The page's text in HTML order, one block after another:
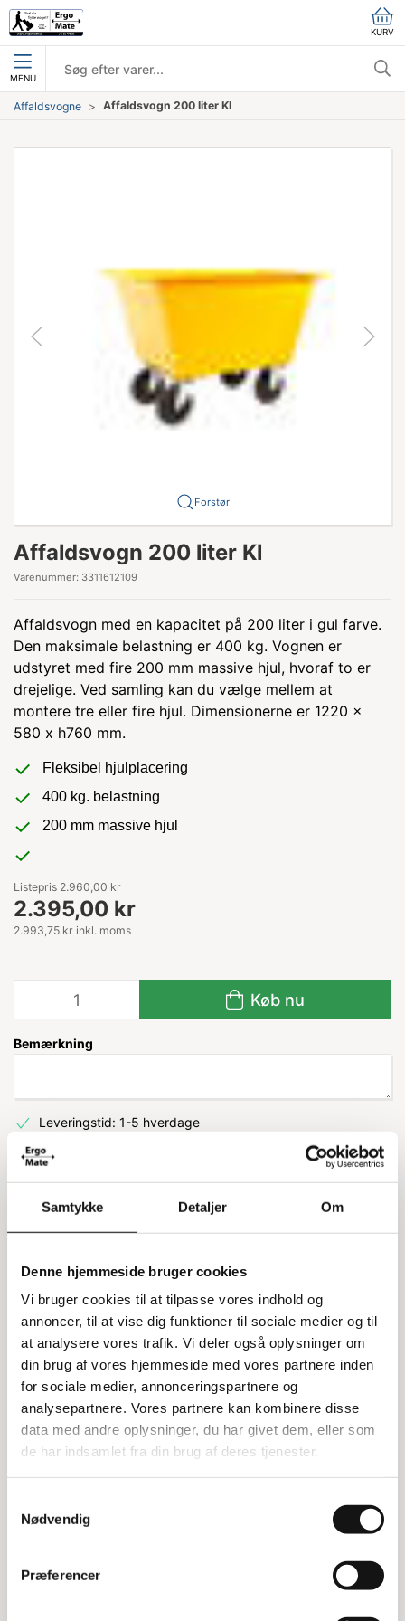
Samtykke Detaljer Om
Denne hjemmeside bruger cookies
Vi bruger cookies til at tilpasse vores indhold og
annoncer, til at vise dig funktioner til sociale medier og til
at analysere vores trafik. Vi deler også oplysninger om
din brug af vores hjemmeside med vores partnere inden
for sociale medier, annonceringspartnere og
analysepartnere. Vores partnere kan kombinere disse
data med andre oplysninger, du har givet dem, eller som
de har indsamlet fra din brug af deres tjenester.
Nødvendig
Præferencer
KURV
MENU
Affaldsvogne Affaldsvogn 200 liter Kl
Forstør
Affaldsvogn 200 liter Kl
Varenummer: 3311612109
Affaldsvogn med en kapacitet på 200 liter i gul farve.
Den maksimale belastning er 400 kg. Vognen er
udstyret med fire 200 mm massive hjul, hvoraf to er
drejelige. Ved samling kan du vælge mellem at
montere tre eller fire hjul. Dimensionerne er 1220 x
580 x h760 mm.
Fleksibel hjulplacering
400 kg. belastning
200 mm massive hjul
Listepris 2.960,00 kr
2.395,00 kr
2.993,75 kr inkl. moms
Køb nu
Bemærkning
Leveringstid: 1-5 hverdage
Information
Affaldsvogn 200 liter
Denne affaldsvogn på 200 liter er ideel til mange
forskellige formål. Den kommer i en gul farve og kan klare
en maksimal belastning på 400 kg. Vognen er udstyret
med fire massive hjul på 200 mm, hvoraf to af hjulene er
drejelige, hvilket gør den nem at manøvrere.
Fleksibel anvendelse
Udover at være en affaldsvogn, kan den også bruges som
Tilpasning og dimensioner
Når du samler vognen, kan du vælge, om den skal have
tre eller fire hjul, alt efter hvad der passer bedst til dine